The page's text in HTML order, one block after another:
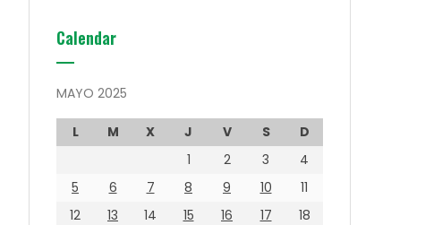
Calendar
MAYO 2025
L M X J V S
D
1
2 3
4
5
6 7 8 9 10
11
12
13 14 15 16 17
18